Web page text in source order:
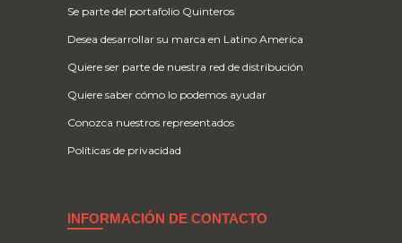
Se parte del portafolio Quinteros
Desea desarrollar su marca en Latino America
Quiere ser parte de nuestra red de distribución
Quiere saber cómo lo podemos ayudar
Conozca nuestros representados
Políticas de privacidad
INFORMACIÓN DE CONTACTO